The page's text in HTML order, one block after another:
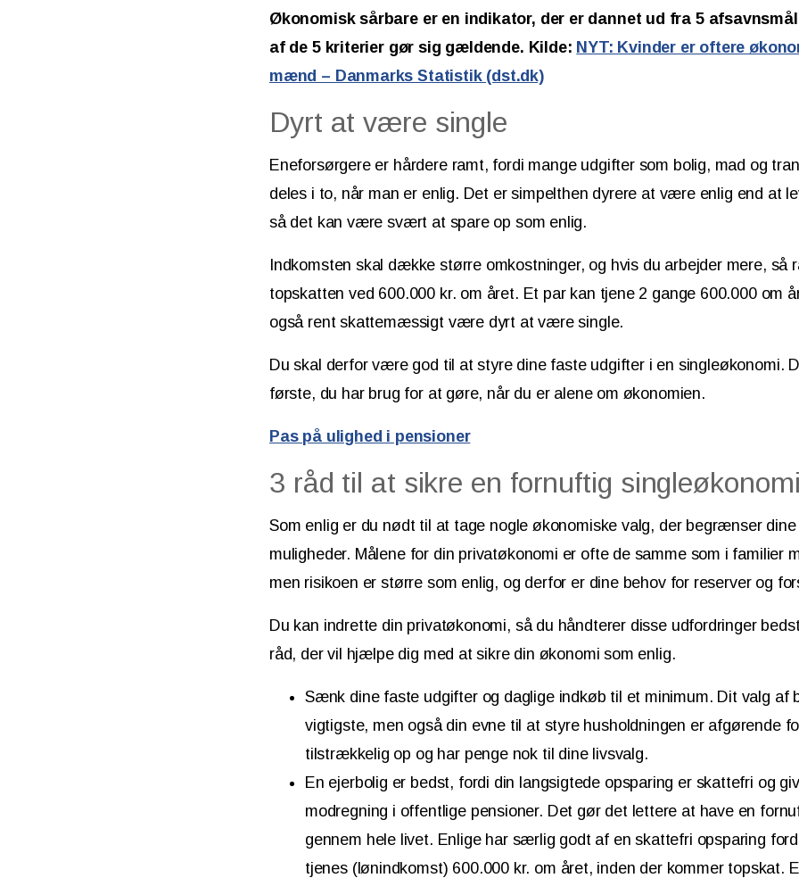
Økonomisk sårbare er en indikator, der er dannet ud fra 5
af de 5 kriterier gør sig gældende. Kilde: NYT: Kvinder er oftere
mænd – Danmarks Statistik (dst.dk)
Dyrt at være single
Eneforsørgere er hårdere ramt, fordi mange udgifter som bolig, mad og
deles i to, når man er enlig. Det er simpelthen dyrere at være enlig end at
så det kan være svært at spare op som enlig.
Indkomsten skal dække større omkostninger, og hvis du arbejder mere, så
topskatten ved 600.000 kr. om året. Et par kan tjene 2 gange 600.000 om
også rent skattemæssigt være dyrt at være single.
Du skal derfor være god til at styre dine faste udgifter i en singleøkonomi.
første, du har brug for at gøre, når du er alene om økonomien.
Pas på ulighed i pensioner
3 råd til at sikre en fornuftig singleøkonomi
Som enlig er du nødt til at tage nogle økonomiske valg, der begrænser
muligheder. Målene for din privatøkonomi er ofte de samme som i familier
men risikoen er større som enlig, og derfor er dine behov for reserver og
Du kan indrette din privatøkonomi, så du håndterer disse udfordringer
råd, der vil hjælpe dig med at sikre din økonomi som enlig.
Sænk dine faste udgifter og daglige indkøb til et minimum. Dit valg af
vigtigste, men også din evne til at styre husholdningen er afgørende
tilstrækkelig op og har penge nok til dine livsvalg.
En ejerbolig er bedst, fordi din langsigtede opsparing er skattefri og
modregning i offentlige pensioner. Det gør det lettere at have en
gennem hele livet. Enlige har særlig godt af en skattefri opsparing
tjenes (lønindkomst) 600.000 kr. om året, inden der kommer topskat.